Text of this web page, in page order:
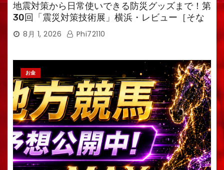
地震対策から日常使いできる防災グッズまで！第
30回「震災対策技術展」横浜・レビュー［そな
えるTV・高荷智也］
8月 1, 2026 Phi72110
お金